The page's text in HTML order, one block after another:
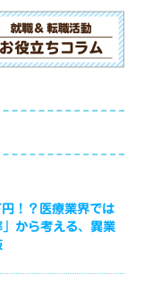
！？医療業界では
から考える、異業